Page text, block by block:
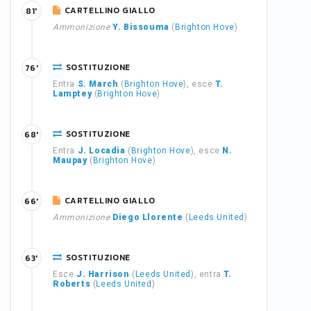
CARTELLINO GIALLO
Ammonizione Y. Bissouma ( Brighton Hove)
81'
SOSTITUZIONE
Entra S. March ( Brighton Hove), esceT.
Lamptey( Brighton Hove)
76'
SOSTITUZIONE
Entra J. Locadia ( Brighton Hove), esce N.
Maupay( Brighton Hove)
68'
CARTELLINO GIALLO
Ammonizione Diego Llorente ( Leeds United)
66'
SOSTITUZIONE
Esce J. Harrison ( Leeds United), entraT.
Roberts ( Leeds United )
63'